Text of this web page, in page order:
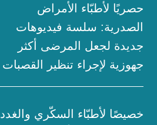
حصريًا لأطبّاء الأمراض
الصدرية: سلسة فيديوهات
جديدة لجعل المرضى أكثر
جهوزية لإجراء تنظير القصبات
خصيصًا لأطبّاء السكّري والغدد